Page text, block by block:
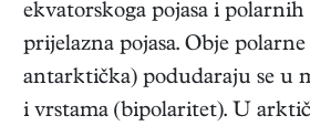
ekvatorskoga pojasa i polarnih
prijelazna pojasa. Obje
antarktička) podudaraju se u
i vrstama (bipolaritet). U